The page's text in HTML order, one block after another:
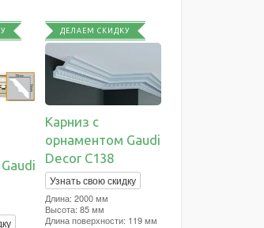
ДЕЛАЕМ СКИДКУ
Карниз с
орнаментом Gaudi
Decor C138
Узнать свою скидку
Длина: 2000 мм
Высота: 85 мм
Длина поверхности: 119 мм